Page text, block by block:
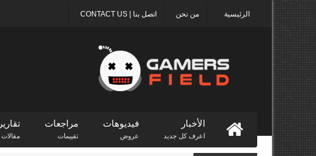
اتصل بنا | CONTACT US من نحن الرئيسية
الأخبار
اعرف كل جديد
فيديوهات
عروض
مراجعات
تقييمات
تقارير
مقالات